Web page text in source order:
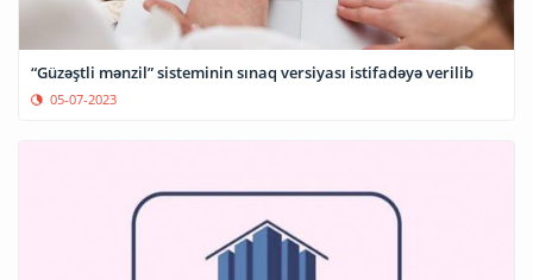
“Güzəştli mənzil” sisteminin sınaq versiyası istifadəyə verilib
05-07-2023